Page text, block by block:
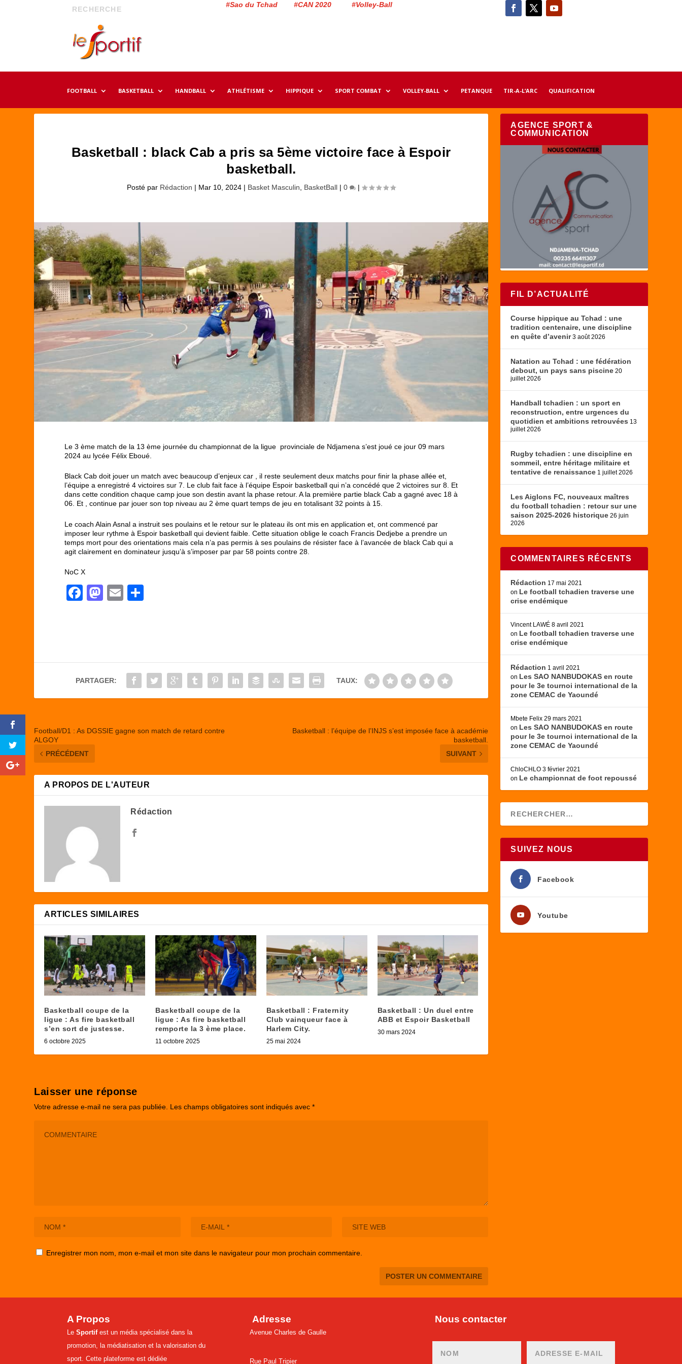
#Sao du Tchad #CAN 2020 #Volley-Ball
FOOTBALL BASKETBALL HANDBALL ATHLÉTISME HIPPIQUE SPORT COMBAT VOLLEY-BALL PETANQUE TIR-A-L’ARC QUALIFICATION
Basketball : black Cab a pris sa 5ème victoire face à Espoir
basketball.
Posté par Rédaction | Mar 10, 2024 | Basket Masculin BasketBall |0 |
Le 3 ème match de la 13 ème journée du championnat de la ligue provinciale de Ndjamena s’est joué ce jour 09 mars
2024 au lycée Félix Eboué.
Black Cab doit jouer un match avec beaucoup d’enjeux car , il reste seulement deux matchs pour finir la phase allée et,
l’équipe a enregistré 4 victoires sur 7. Le club fait face à l’équipe Espoir basketball qui n’a concédé que 2 victoires sur 8. Et
dans cette condition chaque camp joue son destin avant la phase retour. A la première partie black Cab a gagné avec 18 à
06. Et , continue par jouer son top niveau au 2 ème quart temps de jeu en totalisant 32 points à 15.
Le coach Alain Asnal a instruit ses poulains et le retour sur le plateau ils ont mis en application et, ont commencé par
imposer leur rythme à Espoir basketball qui devient faible. Cette situation oblige le coach Francis Dedjebe a prendre un
temps mort pour des orientations mais cela n’a pas permis à ses poulains de résister face à l’avancée de black Cab qui a
agit clairement en dominateur jusqu’à s’imposer par par 58 points contre 28.
NoC X
F
b
o
M
d
o
E
er
PARTAGER: TAUX:
Football/D1 : As DGSSIE gagne son match de retard contre
ALGOY
PRÉCÉDENT
Basketball : l’équipe de l’INJS s’est imposée face à académie
basketball.
SUIVANT
A PROPOS DE L'AUTEUR
Rédaction
ARTICLES SIMILAIRES
Basketball coupe de la
ligue : As fire basketball
s’en sort de justesse.
6 octobre 2025
Basketball coupe de la
ligue : As fire basketball
remporte la 3 ème place.
11 octobre 2025
Basketball : Fraternity
Club vainqueur face à
Harlem City.
25 mai 2024
Basketball : Un duel entre
ABB et Espoir Basketball
30 mars 2024
Laisser une réponse
Votre adresse e-mail ne sera pas publiée. Les champs obligatoires sont indiqués avec*
Enregistrer mon nom, mon e-mail et mon site dans le navigateur pour mon prochain commentaire.
AGENCE SPORT &
COMMUNICATION
FIL D’ACTUALITÉ
Course hippique au Tchad : une
tradition centenaire, une discipline
en quête d’avenir 3 août 2026
Natation au Tchad : une fédération
debout, un pays sans piscine 20
juillet 2026
Handball tchadien : un sport en
reconstruction, entre urgences du
quotidien et ambitions retrouvées 13
juillet 2026
Rugby tchadien : une discipline en
sommeil, entre héritage militaire et
tentative de renaissance 1 juillet 2026
Les Aiglons FC, nouveaux maîtres
du football tchadien : retour sur une
saison 2025-2026 historique 26 juin
2026
COMMENTAIRES RÉCENTS
Rédaction 17 mai 2021
on Le football tchadien traverse une
crise endémique
Vincent LAWÉ 8 avril 2021
on Le football tchadien traverse une
crise endémique
Rédaction 1 avril 2021
on Les SAO NANBUDOKAS en route
pour le 3e tournoi international de la
zone CEMAC de Yaoundé
Mbete Felix 29 mars 2021
on Les SAO NANBUDOKAS en route
pour le 3e tournoi international de la
zone CEMAC de Yaoundé
ChloCHLO 3 février 2021
on Le championnat de foot repoussé
SUIVEZ NOUS
Facebook
Youtube
A Propos
Le Sportifest un média spécialisé dans la
promotion, la médiatisation et la valorisation du
sport. Cette plateforme est dédiée
Adresse
Avenue Charles de Gaulle
Rue Paul Tripier
Nous contacter